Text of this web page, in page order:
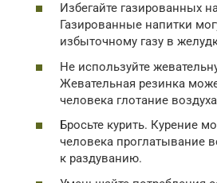
Избегайте газированных
Газированные напитки
избыточному газу в
Не используйте
Жевательная резинка
человека глотание
Бросьте курить. Курение
человека проглатывание
к раздуванию.